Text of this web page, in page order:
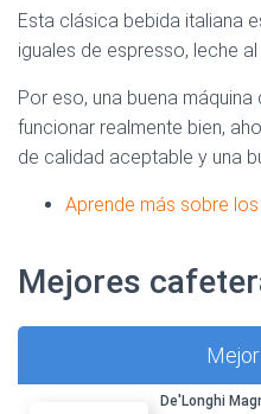
Esta clásica bebida italiana
iguales de espresso, leche
Por eso, una buena
funcionar realmente bien,
de calidad aceptable y una
Aprende más sobre
Mejores
De'Longhi